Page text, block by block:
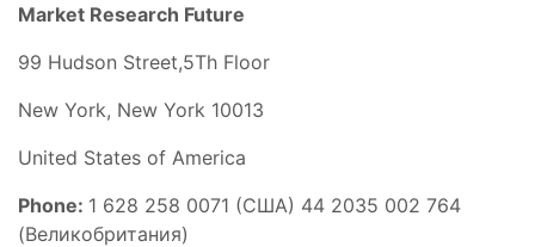
Market Research Future
99 Hudson Street,5Th Floor
New York, New York 10013
United States of America
Phone: 1 628 258 0071 (США) 44 2035 002 764
(Великобритания)